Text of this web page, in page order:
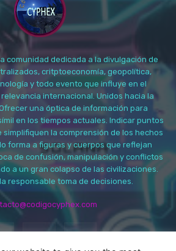
comunidad dedicada a la divulgación de
critptoeconomía, geopolítica,
y todo evento que influye en el
internacional. Unidos hacia la
una óptica de información para
en los tiempos actuales. Indicar puntos
la comprensión de los hechos
forma a figuras y cuerpos que reflejan
de confusión, manipulación y conflictos
a un gran colapso de las civilizaciones.
responsable toma de decisiones.